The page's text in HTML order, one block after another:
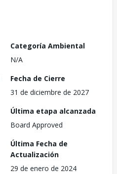
Categoría Ambiental
N/A
Fecha de Cierre
31 de diciembre de 2027
Última etapa alcanzada
Board Approved
Última Fecha de
Actualización
29 de enero de 2024